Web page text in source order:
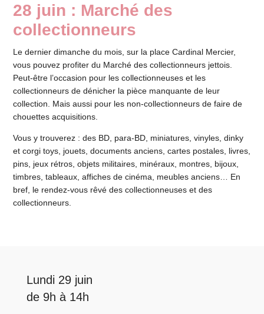
28 juin : Marché des
collectionneurs
Le dernier dimanche du mois, sur la place Cardinal Mercier,
vous pouvez profiter du Marché des collectionneurs jettois.
Peut-être l’occasion pour les collectionneuses et les
collectionneurs de dénicher la pièce manquante de leur
collection. Mais aussi pour les non-collectionneurs de faire de
chouettes acquisitions.
Vous y trouverez : des BD, para-BD, miniatures, vinyles, dinky
et corgi toys, jouets, documents anciens, cartes postales, livres,
pins, jeux rétros, objets militaires, minéraux, montres, bijoux,
timbres, tableaux, affiches de cinéma, meubles anciens… En
bref, le rendez-vous rêvé des collectionneuses et des
collectionneurs.
Lundi 29 juin
de 9h à 14h